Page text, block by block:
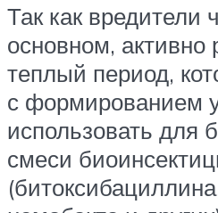
Так как вредители
основном, активно
теплый период,
с формированием
использовать для
смеси